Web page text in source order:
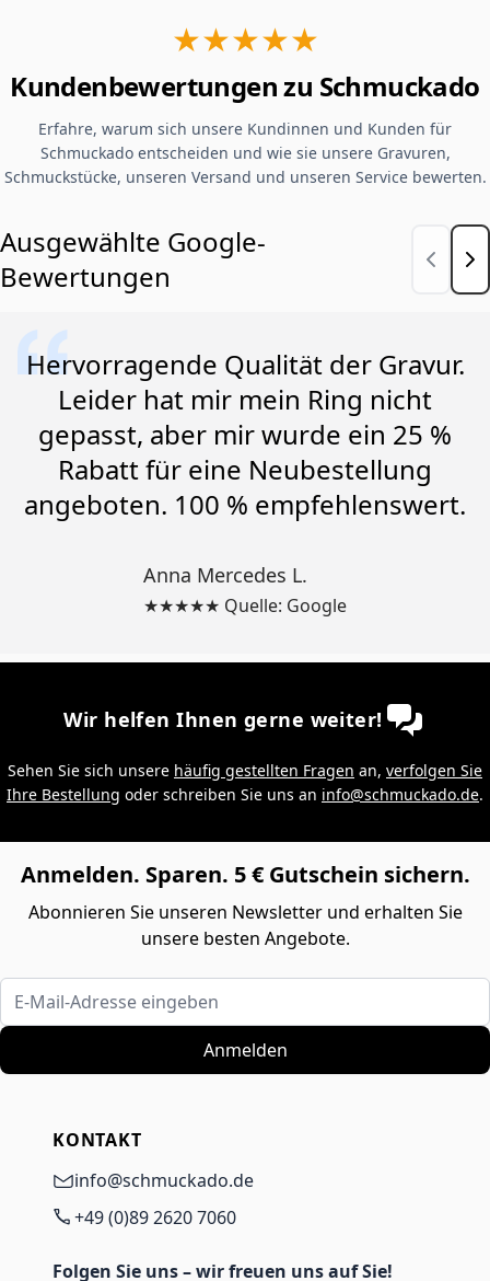
★★★★★
Kundenbewertungen zu Schmuckado
Erfahre, warum sich unsere Kundinnen und Kunden für
Schmuckado entscheiden und wie sie unsere Gravuren,
Schmuckstücke, unseren Versand und unseren Service bewerten.
Ausgewählte Google-
Bewertungen
Hervorragende Qualität der Gravur.
Leider hat mir mein Ring nicht
gepasst, aber mir wurde ein 25 %
Rabatt für eine Neubestellung
angeboten. 100 % empfehlenswert.
Anna Mercedes L.
★★★★★ Quelle: Google
Wir helfen Ihnen gerne weiter!
Sehen Sie sich unsere häufig gestellten Fragen an, verfolgen Sie
Ihre Bestellung oder schreiben Sie uns an info@schmuckado.de.
Anmelden. Sparen. 5 € Gutschein sichern.
Abonnieren Sie unseren Newsletter und erhalten Sie
unsere besten Angebote.
E-Mail-Adresse eingeben
Anmelden
KONTAKT
info@schmuckado.de
+49 (0)89 2620 7060
Folgen Sie uns – wir freuen uns auf Sie!